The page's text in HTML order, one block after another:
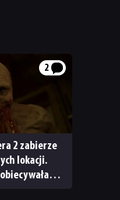
2
2 zabierze
lokacji.